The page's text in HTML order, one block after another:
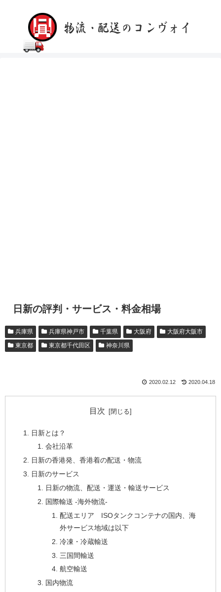
日新の評判・サービス・料金相場
兵庫県 兵庫県神戸市 千葉県 大阪府
大阪府大阪市
東京都
東京都千代田区 神奈川県
2020.02.12 2020.04.18
目次
日新とは？
会社沿革
日新の香港発、香港着の配送・物流
日新のサービス
日新の物流、配送・運送・輸送サービス
国際輸送 -海外物流-
配送エリア ISOタンクコンテナの国内、海
外サービス地域は以下
冷凍・冷蔵輸送
三国間輸送
航空輸送
国内物流